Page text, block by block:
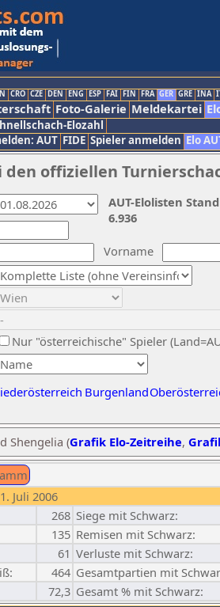
CRO CZE DEN ENG ESP FAI FIN FRA GER GRE INA
Foto-Galerie Meldekartei
Elozahl
AUT FIDE Spieler anmelden Elo
offiziellen
Vorname
Nur "österreichische" Spieler
Burgenland
AUT-Elolisten
6.936
Shengelia (Grafik Elo-Zeitreihe,
Juli 2006
268 Siege mit Schwarz:
135 Remisen mit Schwarz:
61 Verluste mit Schwarz:
464 Gesamtpartien mit
72,3 Gesamt % mit Schwarz: